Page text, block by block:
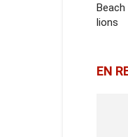
Beach
lions
EN